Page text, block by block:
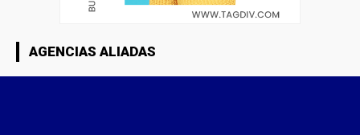
AGENCIAS ALIADAS